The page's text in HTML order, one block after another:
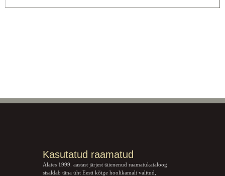
Kasutatud raamatud
Alates 1999. aastast järjest täienenud raamatukataloog
sisaldab täna üht Eesti kõige hoolikamalt valitud,